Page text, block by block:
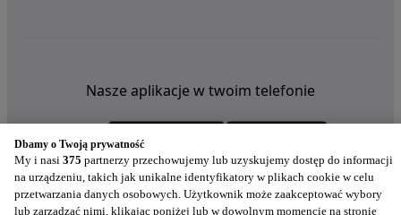
Nasze aplikacje w twoim telefonie
Dbamy o Twoją prywatność
My i nasi 375 partnerzy przechowujemy lub uzyskujemy dostęp do informacji
na urządzeniu, takich jak unikalne identyfikatory w plikach cookie w celu
przetwarzania danych osobowych. Użytkownik może zaakceptować wybory
lub zarządzać nimi, klikając poniżej lub w dowolnym momencie na stronie